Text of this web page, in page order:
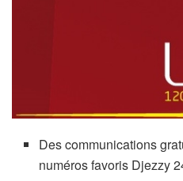
Des communications
numéros favoris Djezzy